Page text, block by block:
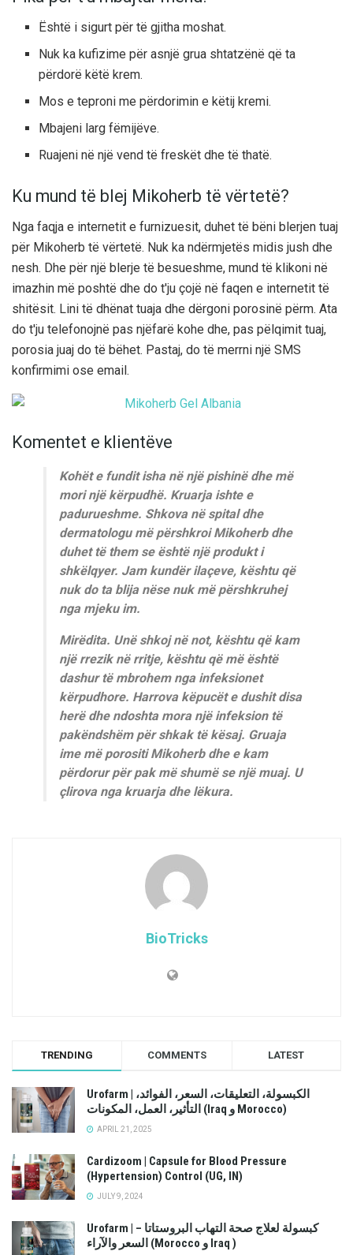
Është i sigurt për të gjitha moshat.
Nuk ka kufizime për asnjë grua shtatzënë që ta
përdorë këtë krem.
Mos e teproni me përdorimin e këtij kremi.
Mbajeni larg fëmijëve.
Ruajeni në një vend të freskët dhe të thatë.
Ku mund të blej Mikoherb të vërtetë?
Nga faqja e internetit e furnizuesit, duhet të bëni blerjen tuaj
për Mikoherb të vërtetë. Nuk ka ndërmjetës midis jush dhe
nesh. Dhe për një blerje të besueshme, mund të klikoni në
imazhin më poshtë dhe do t'ju çojë në faqen e internetit të
shitësit. Lini të dhënat tuaja dhe dërgoni porosinë përm. Ata
do t'ju telefonojnë pas njëfarë kohe dhe, pas pëlqimit tuaj,
porosia juaj do të bëhet. Pastaj, do të merrni një SMS
konfirmimi ose email.
Komentet e klientëve
Kohët e fundit isha në një pishinë dhe më
mori një kërpudhë. Kruarja ishte e
padurueshme. Shkova në spital dhe
dermatologu më përshkroi Mikoherb dhe
duhet të them se është një produkt i
shkëlqyer. Jam kundër ilaçeve, kështu që
nuk do ta blija nëse nuk më përshkruhej
nga mjeku im.
Mirëdita. Unë shkoj në not, kështu që kam
një rrezik në rritje, kështu që më është
dashur të mbrohem nga infeksionet
kërpudhore. Harrova këpucët e dushit disa
herë dhe ndoshta mora një infeksion të
pakëndshëm për shkak të kësaj. Gruaja
ime më porositi Mikoherb dhe e kam
përdorur për pak më shumë se një muaj. U
çlirova nga kruarja dhe lëkura.
BioTricks
TRENDING COMMENTS LATEST
Urofarm | الكبسولة، التعليقات، السعر، الفوائد،
التأثير، العمل، المكونات (Iraq و Morocco)
APRIL 21, 2025
Cardizoom | Capsule for Blood Pressure
(Hypertension) Control (UG, IN)
JULY 9, 2024
Urofarm | كبسولة لعلاج صحة التهاب البروستاتا –
السعر والآراء (Morocco و Iraq )